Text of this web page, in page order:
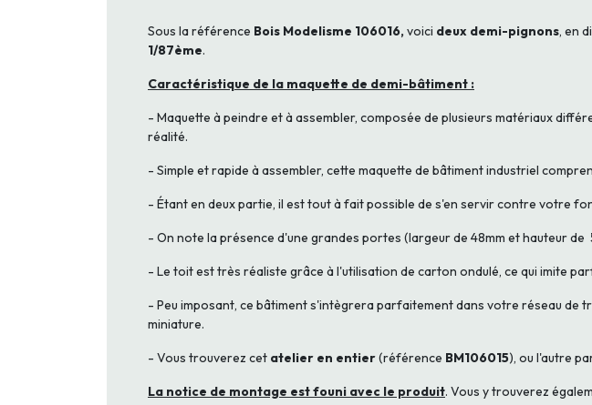
Sous la référence Bois Modelisme 106016,voici deux demi-pignons, en
1/87ème.
Caractéristique de la maquette de demi-bâtiment :
- Maquette à peindre et à assembler, composée de plusieurs matériaux
réalité.
- Simple et rapide à assembler, cette maquette de bâtiment industriel
- Étant en deux partie, il est tout à fait possible de s'en servir contre votre
- On note la présence d'une grandes portes (largeur de 48mm et hauteur
- Le toit est très réaliste grâce à l'utilisation de carton ondulé, ce qui imite
- Peu imposant, ce bâtiment s'intègrera parfaitement dans votre réseau
miniature.
- Vous trouverez cet atelier en entier(référence BM106015), ou l'autre
La notice de montage est founi avec le produit. Vous y trouverez